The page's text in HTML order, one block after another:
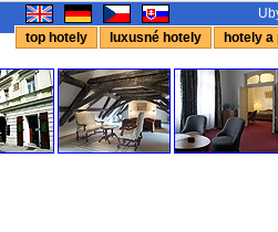
top hotely
luxusné hotely hotely a